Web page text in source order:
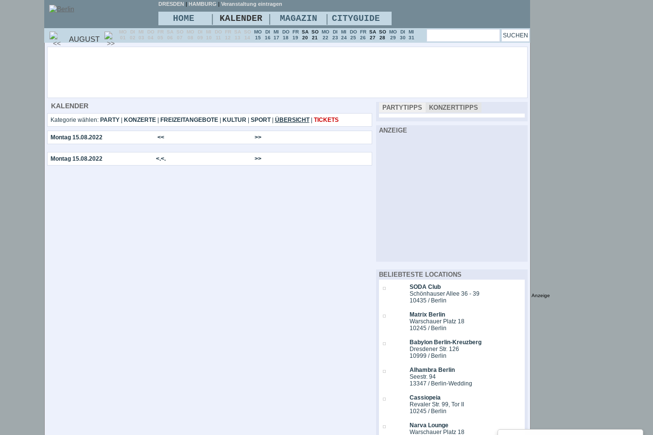
KALENDER
Kategorie wählen: PARTY| KONZERTE| FREIZEITANGEBOTE| KULTUR| SPORT| ÜBERSICHT| TICKETS
Montag 15.08.2022 << >>
Montag 15.08.2022 <.<. >>
PARTYTIPPS KONZERTTIPPS
ANZEIGE
BELIEBTESTE LOCATIONS
SODA Club
Schönhauser Allee 36 - 39
10435 / Berlin
Matrix Berlin
Warschauer Platz 18
10245 / Berlin
Babylon Berlin-Kreuzberg
Dresdener Str. 126
10999 / Berlin
Alhambra Berlin
Seestr. 94
13347 / Berlin-Wedding
Cassiopeia
Revaler Str. 99, Tor II
10245 / Berlin
Narva Lounge
Warschauer Platz 18
DRESDEN | HAMBURG | Veranstaltung eintragen
HOME | KALENDER | MAGAZIN | CITYGUIDE
AUGUST
MO
01
DI
02
MI
03
DO
04
FR
05
SA
06
SO
07
MO
08
DI
09
MI
10
DO
11
FR
12
SA
13
SO
14
MO
15
DI
16
MI
17
DO
18
FR
19
SA
20
SO
21
MO
22
DI
23
MI
24
DO
25
FR
26
SA
27
SO
28
MO
29
DI
30
MI
31
Anzeige